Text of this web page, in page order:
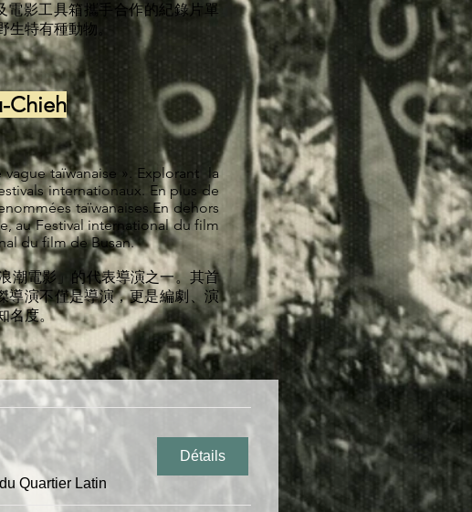
電影工具箱攜手合作的紀錄片單
特有種動物。
Chieh
taïwanaise ». Explorant la
internationaux. En plus de
taïwanaises.En dehors
au Festival international du film
du film de Busan.
潮電影」的代表導演之一。其首
導演不僅是導演，更是編劇、演
名度。
Quartier Latin
Détails